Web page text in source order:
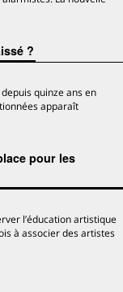
?
quinze ans en
apparaît
pour les
l’éducation artistique
à associer des artistes